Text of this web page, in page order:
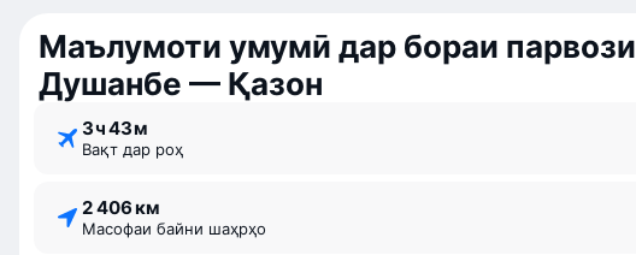
Маълумоти умумӣ дар бораи парвози
Душанбе — Қазон
3 ⁠ч 43 ⁠м
Вақт дар роҳ
2 406 км
Масофаи байни шаҳрҳо